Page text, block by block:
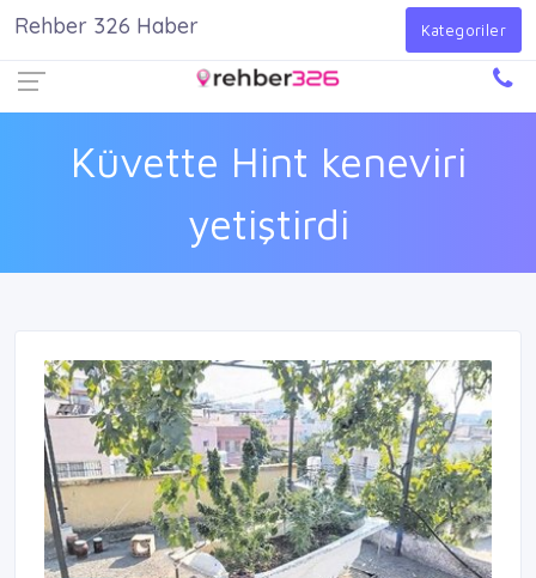
Giriş Yap
Küvette Hint keneviri
yetiştirdi
Rehber 326 Haber Kategoriler